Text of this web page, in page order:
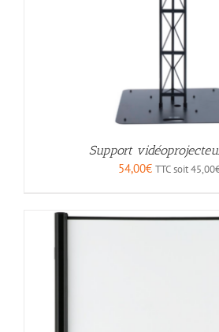
Support
54,00€ TTC soit45,00